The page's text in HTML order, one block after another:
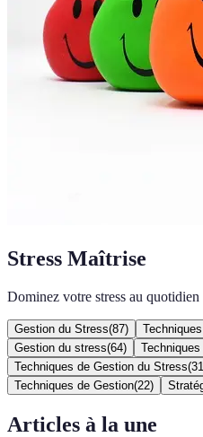
Stress Maîtrise
Dominez votre stress au quotidien
Gestion du Stress(87)
Gestion du stress(64)
Techniques de Gestion du Stress(31
Techniques de Gestion(22)
Articles à la une